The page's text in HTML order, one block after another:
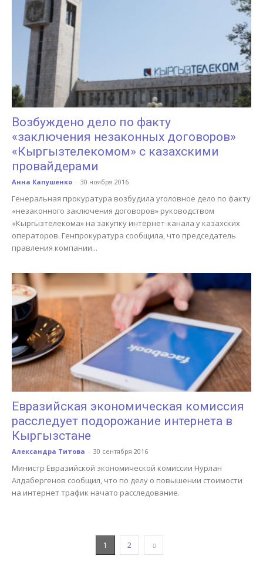
Возбуждено дело по факту
«заключения незаконных договоров»
«Кыргызтелекомом» с казахскими
провайдерами
Анна Капушенко - 30 ноября 2016
Генеральная прокуратура возбудила уголовное дело по факту
«незаконного заключения договоров» руководством
«Кыргызтелекома» на закупку интернет-канала у казахских
операторов. Генпрокуратура сообщила, что председатель
правления компании...
Евразийская экономическая комиссия
расследует подорожание интернета в
Кыргызстане
Александра Титова - 30 сентября 2016
Министр Евразийской экономической комиссии Нурлан
Алдабергенов сообщил, что по делу о повышении стоимости
на интернет трафик начато расследование.
1 2